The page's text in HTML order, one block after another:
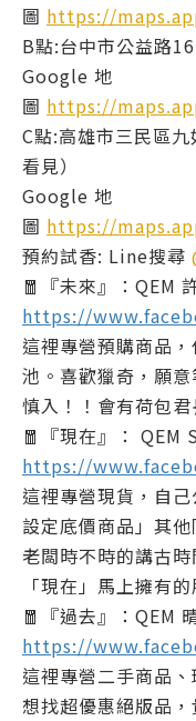
圖 https://
B點:台中市公益路
Google 地
圖 https://
C點:高雄市三民區
看見）
Google 地
圖 https://
預約試香: Line搜尋
🧧『未來』：QEM
https://
這裡專營預購商品
池。喜歡獵奇，願
慎入！！會有荷包
🧧『現在』： QEM
https://
這裡專營現貨，自
設定底價商品」其
老闆時不時的講古
「現在」馬上擁有
🧧『過去』：QEM
https://
這裡專營二手商品
想找超優惠絕版品